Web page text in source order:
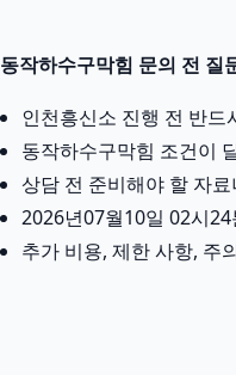
동작하수구막힘 문의 전 질
인천흥신소 진행 전 반드
동작하수구막힘 조건이
상담 전 준비해야 할 자
2026년07월10일 02시
추가 비용, 제한 사항, 주